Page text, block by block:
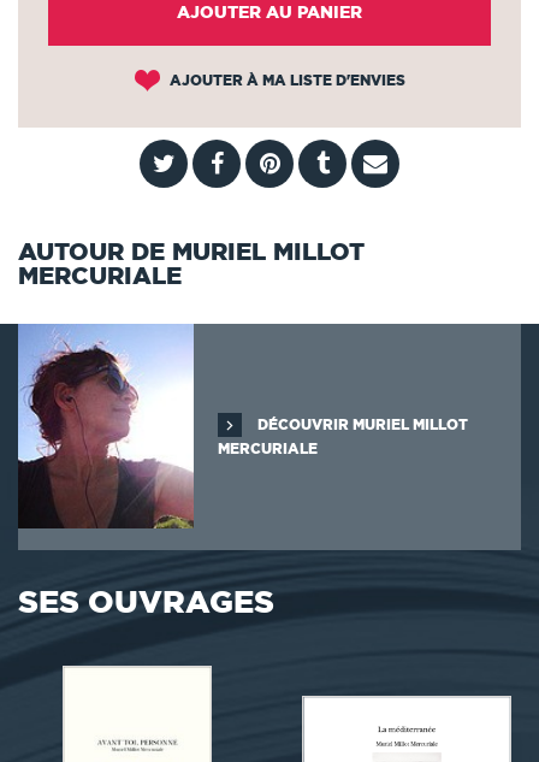
AJOUTER AU PANIER
AJOUTER À MA LISTE D'ENVIES
AUTOUR DE MURIEL MILLOT
MERCURIALE
DÉCOUVRIR MURIEL MILLOT
MERCURIALE
SES OUVRAGES